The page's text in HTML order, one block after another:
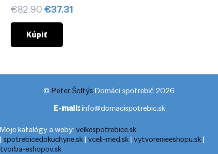
€82.90Pôvodná
cena
bola:
€82.90.
€37.31
Kúpiť
© Peter Šoltýs Domáci spotrebič 2026
E-mail:info@domacispotrebic.sk
Moje katalógy a weby: velkespotrebice.sk
| spotrebicedokuchyne.sk| vceli-med.sk| vytvorenieeshopu.sk|
tvorba-eshopov.sk